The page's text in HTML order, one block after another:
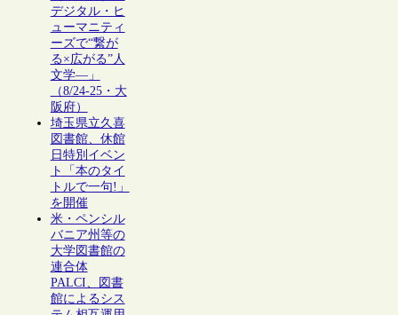
デジタル・ヒ
ューマニティ
ーズで“繋が
る×広がる”人
文学―」
（8/24-25・大
阪府）
埼玉県立久喜
図書館、休館
日特別イベン
ト「本のタイ
トルで一句!」
を開催
米・ペンシル
バニア州等の
大学図書館の
連合体
PALCI、図書
館によるシス